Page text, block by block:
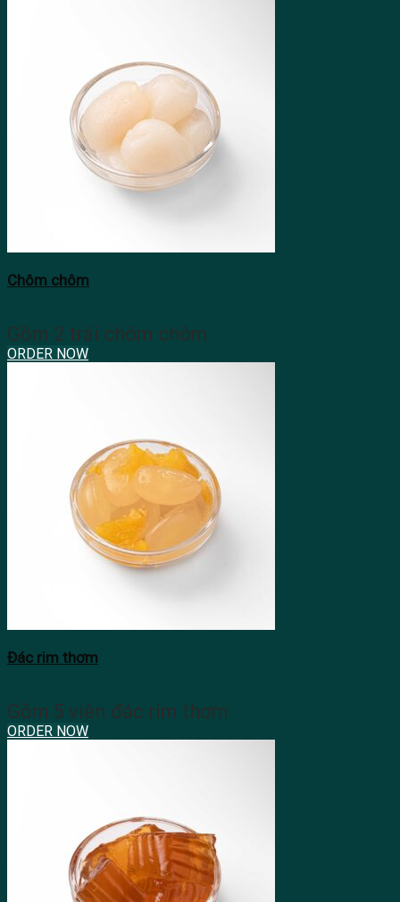
Chôm chôm
Gồm 2 trái chôm chôm
ORDER NOW
Đác rim thơm
Gồm 5 viên đác rim thơm
ORDER NOW